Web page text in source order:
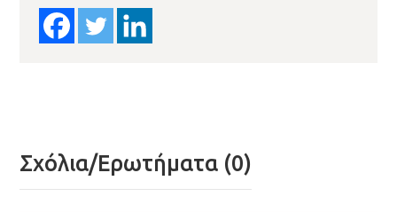
Σχόλια/Ερωτήματα (0)